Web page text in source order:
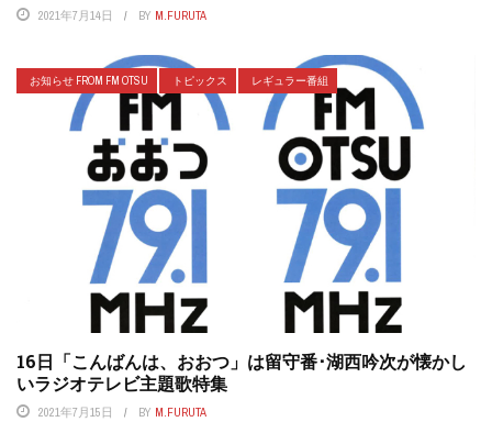
2021年7月14日 BY M.FURUTA
お知らせ FROM FM OTSU トピックス レギュラー番組
16日「こんばんは、おおつ」は留守番･湖西吟次が懐かし
いラジオテレビ主題歌特集
2021年7月15日 BY M.FURUTA